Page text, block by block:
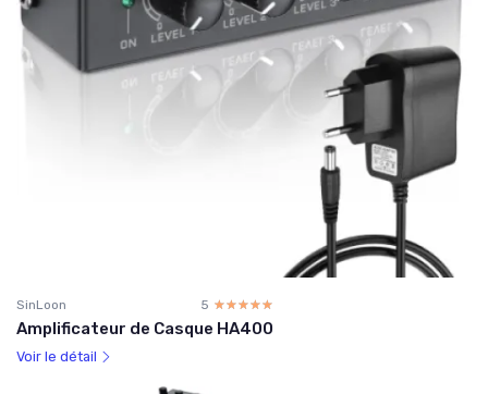
SinLoon 5 ☆☆☆☆☆
★★★★★
Amplificateur de Casque HA400
Voir le détail